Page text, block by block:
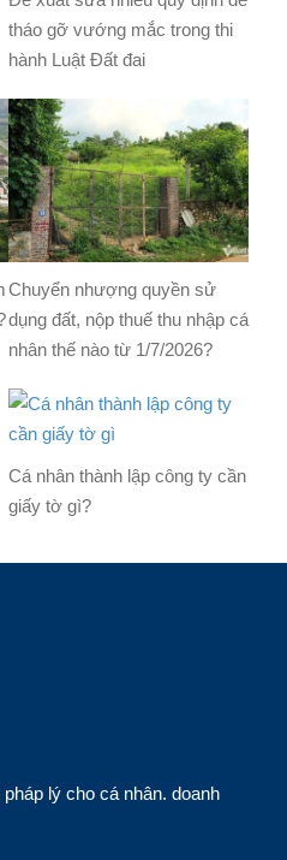
tháo gỡ vướng mắc trong thi
hành Luật Đất đai
Chuyển nhượng quyền sử
dụng đất, nộp thuế thu nhập cá
nhân thế nào từ 1/7/2026?
Cá nhân thành lập công ty cần
giấy tờ gì?
lý cho cá nhân. doanh